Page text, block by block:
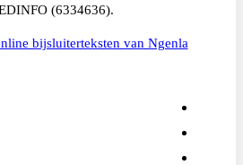
(6334636).
bijsluiterteksten van Ngenla